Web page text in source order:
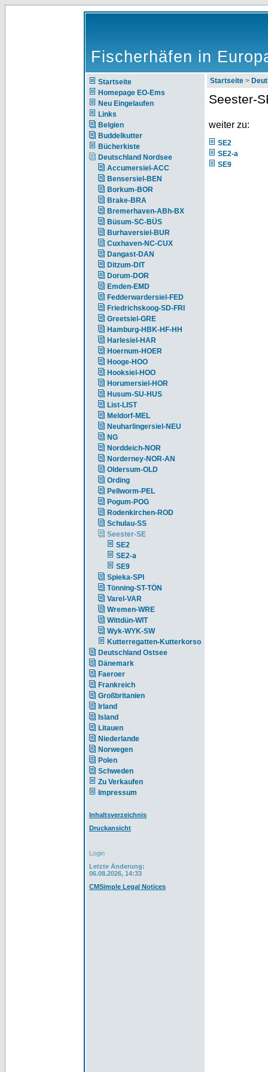
Fischerhäfen in
Startseite
Homepage EO-Ems
Neu Eingelaufen
Links
Belgien
Buddelkutter
Bücherkiste
Deutschland Nordsee
Accumersiel-ACC
Bensersiel-BEN
Borkum-BOR
Brake-BRA
Bremerhaven-ABh-BX
Büsum-SC-BÜS
Burhaversiel-BUR
Cuxhaven-NC-CUX
Dangast-DAN
Ditzum-DIT
Dorum-DOR
Emden-EMD
Fedderwardersiel-FED
Friedrichskoog-SD-FRI
Greetsiel-GRE
Hamburg-HBK-HF-HH
Harlesiel-HAR
Hoernum-HOER
Hooge-HOO
Hooksiel-HOO
Horumersiel-HOR
Husum-SU-HUS
List-LIST
Meldorf-MEL
Neuharlingersiel-NEU
NG
Norddeich-NOR
Norderney-NOR-AN
Oldersum-OLD
Ording
Pellworm-PEL
Pogum-POG
Rodenkirchen-ROD
Schulau-SS
Seester-SE
SE2
SE2-a
SE9
Spieka-SPI
Tönning-ST-TÖN
Varel-VAR
Wremen-WRE
Wittdün-WIT
Wyk-WYK-SW
Kutterregatten-Kutterkorso
Deutschland Ostsee
Dänemark
Faeroer
Frankreich
Großbritanien
Irland
Island
Litauen
Niederlande
Norwegen
Polen
Schweden
Zu Verkaufen
Impressum
Inhaltsverzeichnis
Druckansicht
Login
Letzte Änderung:
06.08.2026, 14:33
CMSimple Legal Notices
Startseite >
Seester-
weiter zu:
SE2
SE2-a
SE9